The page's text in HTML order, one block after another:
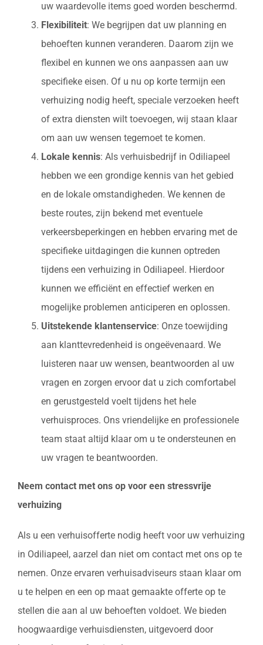
uw waardevolle items goed worden beschermd.
Flexibiliteit: We begrijpen dat uw planning en
behoeften kunnen veranderen. Daarom zijn we
flexibel en kunnen we ons aanpassen aan uw
specifieke eisen. Of u nu op korte termijn een
verhuizing nodig heeft, speciale verzoeken heeft
of extra diensten wilt toevoegen, wij staan klaar
om aan uw wensen tegemoet te komen.
Lokale kennis: Als verhuisbedrijf in Odiliapeel
hebben we een grondige kennis van het gebied
en de lokale omstandigheden. We kennen de
beste routes, zijn bekend met eventuele
verkeersbeperkingen en hebben ervaring met de
specifieke uitdagingen die kunnen optreden
tijdens een verhuizing in Odiliapeel. Hierdoor
kunnen we efficiënt en effectief werken en
mogelijke problemen anticiperen en oplossen.
Uitstekende klantenservice: Onze toewijding
aan klanttevredenheid is ongeëvenaard. We
luisteren naar uw wensen, beantwoorden al uw
vragen en zorgen ervoor dat u zich comfortabel
en gerustgesteld voelt tijdens het hele
verhuisproces. Ons vriendelijke en professionele
team staat altijd klaar om u te ondersteunen en
uw vragen te beantwoorden.
Neem contact met ons op voor een stressvrije
verhuizing
Als u een verhuisofferte nodig heeft voor uw verhuizing
in Odiliapeel, aarzel dan niet om contact met ons op te
nemen. Onze ervaren verhuisadviseurs staan klaar om
u te helpen en een op maat gemaakte offerte op te
stellen die aan al uw behoeften voldoet. We bieden
hoogwaardige verhuisdiensten, uitgevoerd door